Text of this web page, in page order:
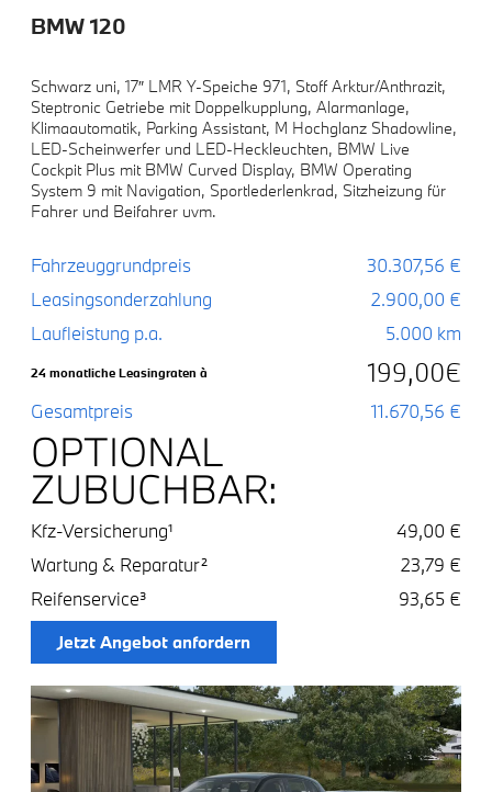
BMW 120
Schwarz uni, 17″ LMR Y-Speiche 971, Stoff Arktur/Anthrazit,
Steptronic Getriebe mit Doppelkupplung, Alarmanlage,
Klimaautomatik, Parking Assistant, M Hochglanz Shadowline,
LED-Scheinwerfer und LED-Heckleuchten, BMW Live
Cockpit Plus mit BMW Curved Display, BMW Operating
System 9 mit Navigation, Sportlederlenkrad, Sitzheizung für
Fahrer und Beifahrer uvm.
Fahrzeuggrundpreis
30.307,56 €
Leasingsonderzahlung
2.900,00 €
Laufleistung p.a.
5.000 km
24 monatliche Leasingraten à 199,00€
Gesamtpreis 11.670,56 €
OPTIONAL
ZUBUCHBAR:
Kfz-Versicherung¹
49,00 €
Wartung & Reparatur²
23,79 €
Reifenservice³
93,65 €
Jetzt Angebot anfordern